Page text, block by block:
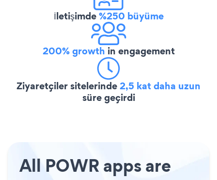
İletişimde%250 büyüme
200% growth in engagement
Ziyaretçiler sitelerinde2,5 kat daha uzun
süre geçirdi
All POWR apps are